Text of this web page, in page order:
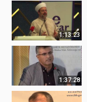
1:13:23
1:37:28